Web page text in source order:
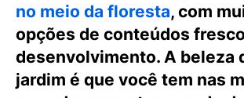
no meio da floresta, com
opções de conteúdos
desenvolvimento. A beleza
jardim é que você tem nas